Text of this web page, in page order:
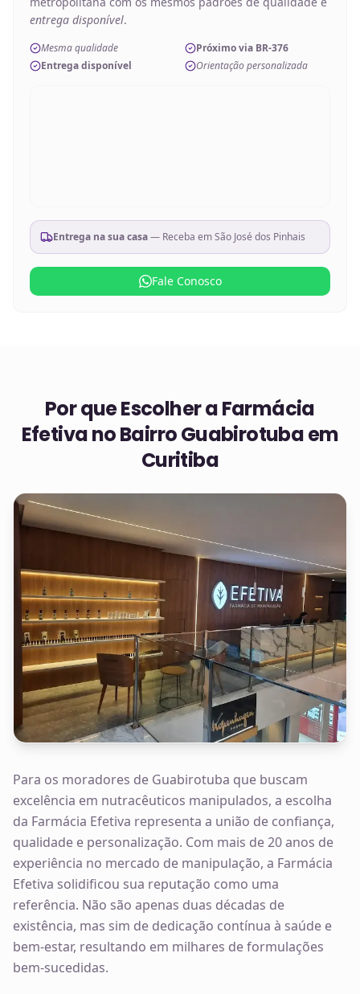
entrega disponível.
Mesma qualidade
Próximo via BR-376
Entrega disponível
Orientação personalizada
Entrega na sua casa— Receba emSão José dos Pinhais
Fale Conosco
Por que Escolher a Farmácia
Efetiva noBairro Guabirotuba em
Curitiba
Para os moradores de Guabirotuba que buscam
excelência em nutracêuticos manipulados, a escolha
da Farmácia Efetiva representa a união de confiança,
qualidade e personalização. Com mais de 20 anos de
experiência no mercado de manipulação, a Farmácia
Efetiva solidificou sua reputação como uma
referência. Não são apenas duas décadas de
existência, mas sim de dedicação contínua à saúde e
bem-estar, resultando em milhares de formulações
bem-sucedidas.